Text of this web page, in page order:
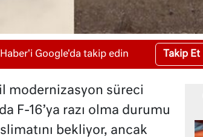
Google'da takip edin Takip Et
modernizasyon süreci
F-16’ya razı olma durumu
bekliyor, ancak